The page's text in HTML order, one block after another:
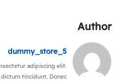
Author
dummy_store_5
adipiscing elit.
tincidunt. Donec